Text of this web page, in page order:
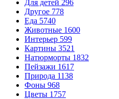
Для детей 296
Другое 778
Еда 5740
Животные 1600
Интерьер 599
Картины 3521
Натюрморты 1832
Пейзажи 1617
Природа 1138
Фоны 968
Цветы 1757